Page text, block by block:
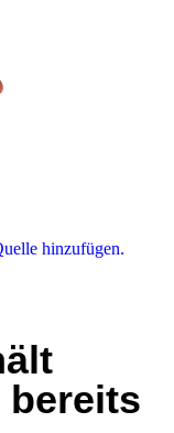
hinzufügen.
bereits